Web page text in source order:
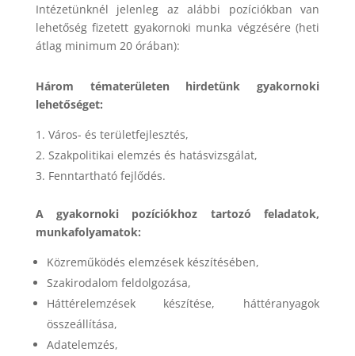
Intézetünknél jelenleg az alábbi pozíciókban van
lehetőség fizetett gyakornoki munka végzésére (heti
átlag minimum 20 órában):
Három tématerületen hirdetünk gyakornoki
lehetőséget:
Város- és területfejlesztés,
Szakpolitikai elemzés és hatásvizsgálat,
Fenntartható fejlődés.
A gyakornoki pozíciókhoz tartozó feladatok,
munkafolyamatok:
Közreműködés elemzések készítésében,
Szakirodalom feldolgozása,
Háttérelemzések készítése, háttéranyagok
összeállítása,
Adatelemzés,